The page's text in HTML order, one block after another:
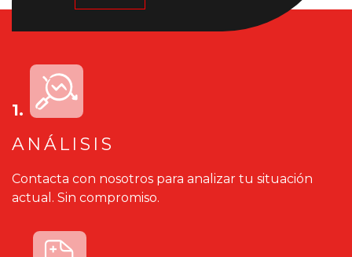
1.
ANÁLISIS
Contacta con nosotros para analizar tu situación
actual. Sin compromiso.